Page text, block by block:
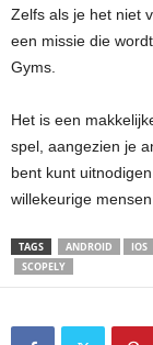
Zelfs als je het niet
een missie die
Gyms.
Het is een
spel, aangezien je
bent kunt
willekeurige
TAGS ANDROID IOS
SCOPELY